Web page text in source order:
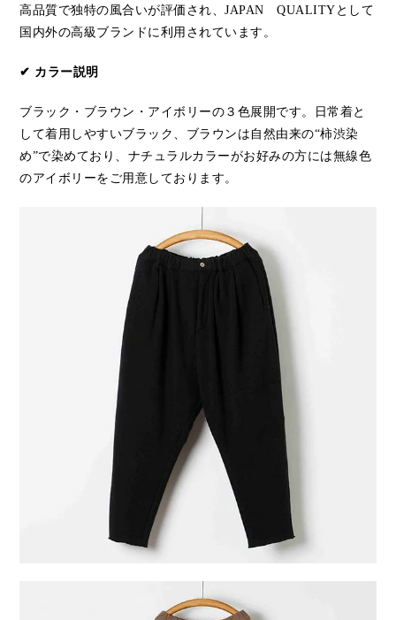
高品質で独特の風合いが評価され、JAPAN QUALITYとして
国内外の高級ブランドに利用されています。
✔ カラー説明
ブラック・ブラウン・アイボリーの３色展開です。日常着と
して着用しやすいブラック、ブラウンは自然由来の“柿渋染
め”で染めており、ナチュラルカラーがお好みの方には無線色
のアイボリーをご用意しております。